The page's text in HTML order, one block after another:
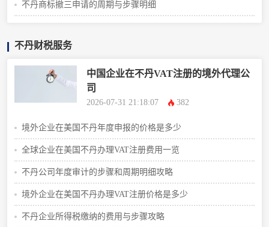
不丹商标撤三申请的周期与步骤明细
不丹财税服务
中国企业在不丹VAT注册的境外代理公
司
2026-07-31 21:18:07 382
境外企业在美国不丹年度申报的价格是多少
全球企业在美国不丹办理VAT注册费用一览
不丹公司年度审计的步骤和周期明细攻略
境外企业在美国不丹办理VAT注册价格是多少
不丹企业所得税缴纳的费用与步骤攻略